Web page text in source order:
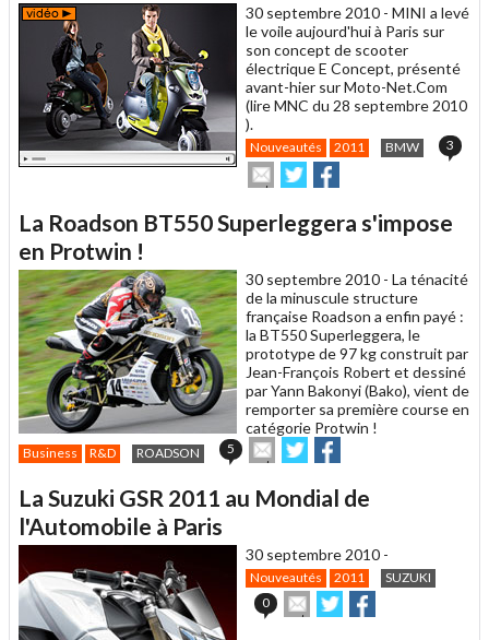
30 septembre 2010 - MINI a levé
le voile aujourd'hui à Paris sur
son concept de scooter
électrique E Concept, présenté
avant-hier sur Moto-Net.Com
(lire MNC du 28 septembre 2010
).
Nouveautés 2011 BMW 3
Envoyer
cet
à
Partager
sur
sur
La Roadson BT550 Superleggera s'impose
en Protwin !
30 septembre 2010 - La ténacité
de la minuscule structure
française Roadson a enfin payé :
la BT550 Superleggera, le
prototype de 97 kg construit par
Jean-François Robert et dessiné
par Yann Bakonyi (Bako), vient de
remporter sa première course en
catégorie Protwin !
Business R&D ROADSON 5
Envoyer
cet
Partager
sur sur
La Suzuki GSR 2011 au Mondial de
l'Automobile à Paris
30 septembre 2010 -
Nouveautés 2011
SUZUKI
0
Envoyer
cet
Partager
sur sur